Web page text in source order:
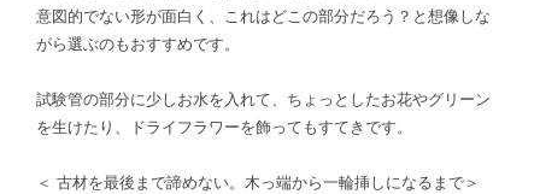
意図的でない形が面白く、これはどこの部分だろう？と想像しな
がら選ぶのもおすすめです。
試験管の部分に少しお水を入れて、ちょっとしたお花やグリーン
を生けたり、ドライフラワーを飾ってもすてきです。
＜ 古材を最後まで諦めない。木っ端から一輪挿しになるまで＞